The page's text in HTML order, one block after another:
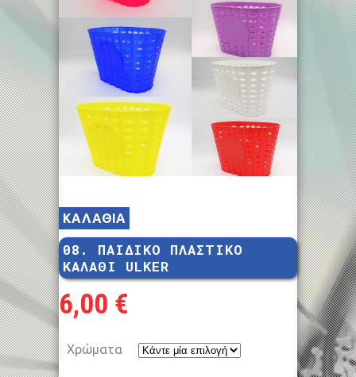
ΚΑΛΑΘΙΑ
08. ΠΑΙΔΙΚΟ ΠΛΑΣΤΙΚΟ
ΚΑΛΑΘΙ ULKER
6,00 €
Χρώματα